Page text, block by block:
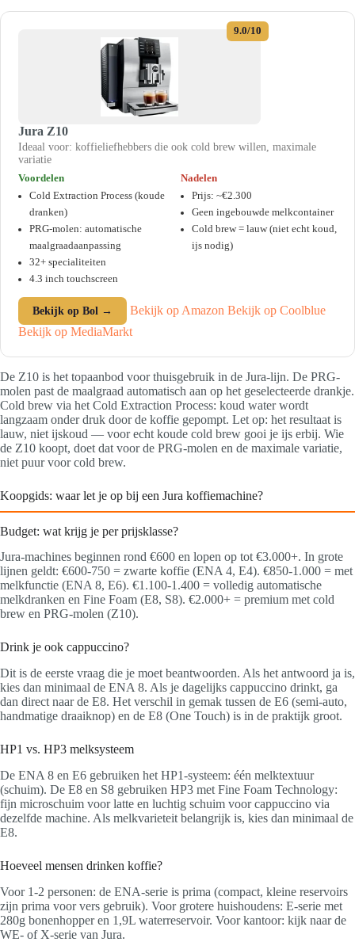
9.0/10
Jura Z10
Ideaal voor: koffieliefhebbers die ook cold brew willen, maximale
variatie
Voordelen
Cold Extraction Process (koude
dranken)
PRG-molen: automatische
maalgraadaanpassing
32+ specialiteiten
4.3 inch touchscreen
Nadelen
Prijs: ~€2.300
Geen ingebouwde melkcontainer
Cold brew = lauw (niet echt koud,
ijs nodig)
Bekijk op Bol → Bekijk op Amazon Bekijk op Coolblue
Bekijk op MediaMarkt
De Z10 is het topaanbod voor thuisgebruik in de Jura-lijn. De PRG-
molen past de maalgraad automatisch aan op het geselecteerde drankje.
Cold brew via het Cold Extraction Process: koud water wordt
langzaam onder druk door de koffie gepompt. Let op: het resultaat is
lauw, niet ijskoud — voor echt koude cold brew gooi je ijs erbij. Wie
de Z10 koopt, doet dat voor de PRG-molen en de maximale variatie,
niet puur voor cold brew.
Koopgids: waar let je op bij een Jura koffiemachine?
Budget: wat krijg je per prijsklasse?
Jura-machines beginnen rond €600 en lopen op tot €3.000+. In grote
lijnen geldt: €600-750 = zwarte koffie (ENA 4, E4). €850-1.000 = met
melkfunctie (ENA 8, E6). €1.100-1.400 = volledig automatische
melkdranken en Fine Foam (E8, S8). €2.000+ = premium met cold
brew en PRG-molen (Z10).
Drink je ook cappuccino?
Dit is de eerste vraag die je moet beantwoorden. Als het antwoord ja is,
kies dan minimaal de ENA 8. Als je dagelijks cappuccino drinkt, ga
dan direct naar de E8. Het verschil in gemak tussen de E6 (semi-auto,
handmatige draaiknop) en de E8 (One Touch) is in de praktijk groot.
HP1 vs. HP3 melksysteem
De ENA 8 en E6 gebruiken het HP1-systeem: één melktextuur
(schuim). De E8 en S8 gebruiken HP3 met Fine Foam Technology:
fijn microschuim voor latte en luchtig schuim voor cappuccino via
dezelfde machine. Als melkvarieteit belangrijk is, kies dan minimaal de
E8.
Hoeveel mensen drinken koffie?
Voor 1-2 personen: de ENA-serie is prima (compact, kleine reservoirs
zijn prima voor vers gebruik). Voor grotere huishoudens: E-serie met
280g bonenhopper en 1,9L waterreservoir. Voor kantoor: kijk naar de
WE- of X-serie van Jura.